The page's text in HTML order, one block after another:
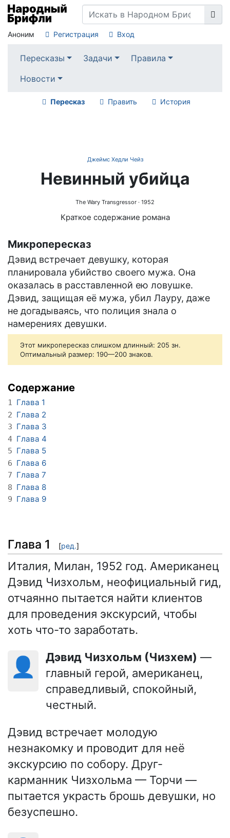
Аноним Регистрация Вход
Пересказы Задачи
Правила
Новости
Пересказ Править История
Джеймс Хедли Чейз
Невинный убийца
The Wary Transgressor · 1952
Краткое содержание романа
Микропересказ
Дэвид встречает девушку, которая
планировала убийство своего мужа. Она
оказалась в расставленной ею ловушке.
Дэвид, защищая её мужа, убил Лауру, даже
не догадываясь, что полиция знала о
намерениях девушки.
Этот микропересказ слишком длинный: 205 зн.
Оптимальный размер: 190—200 знаков.
Содержание
1 Глава 1
2 Глава 2
3 Глава 3
4 Глава 4
5 Глава 5
6 Глава 6
7 Глава 7
8 Глава 8
9 Глава 9
Глава 1 [ред.]
Италия, Милан, 1952 год. Американец
Дэвид Чизхольм, неофициальный гид,
отчаянно пытается найти клиентов
для проведения экскурсий, чтобы
хоть что-то заработать.
👤 Дэвид Чизхольм (Чизхем) —
главный герой, американец,
справедливый, спокойный,
честный.
Дэвид встречает молодую
незнакомку и проводит для неё
экскурсию по собору. Друг-
карманник Чизхольма — Торчи —
пытается украсть брошь девушки, но
безуспешно.